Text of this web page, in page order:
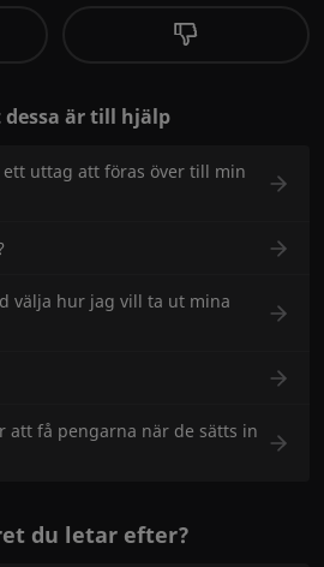
är till hjälp
uttag att föras över till min
välja hur jag vill ta ut mina
att få pengarna när de sätts in
du letar efter?